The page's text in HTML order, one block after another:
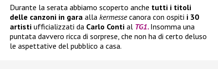
Durante la serata abbiamo scoperto anche tutti i titoli
delle canzoni in gara alla kermessecanora con ospiti i 30
artisti ufficializzati da Carlo Conti al TG1. Insomma una
puntata davvero ricca di sorprese, che non ha di certo deluso
le aspettative del pubblico a casa.